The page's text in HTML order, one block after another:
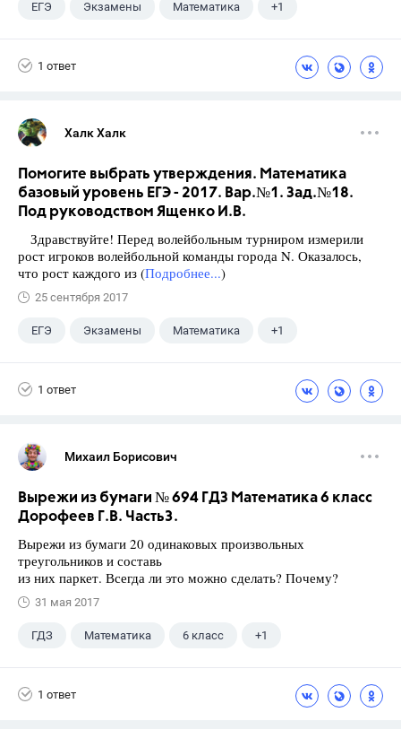
ЕГЭ Экзамены Математика +1
1 ответ
Халк Халк
Помогите выбрать утверждения. Математика
базовый уровень ЕГЭ - 2017. Вар.№1. Зад.№18.
Под руководством Ященко И.В.
Здравствуйте! Перед волейбольным турниром измерили
рост игроков волейбольной команды города N. Оказалось,
что рост каждого из (Подробнее...)
25 сентября 2017
ЕГЭ Экзамены Математика +1
1 ответ
Михаил Борисович
Вырежи из бумаги № 694 ГДЗ Математика 6 класс
Дорофеев Г.В. Часть3.
Вырежи из бумаги 20 одинаковых произвольных
треугольников и составь
из них паркет. Всегда ли это можно сделать? Почему?
31 мая 2017
ГДЗ Математика 6 класс +1
1 ответ